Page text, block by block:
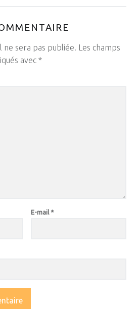
sera pas publiée.
Les champs
avec *
E-mail *